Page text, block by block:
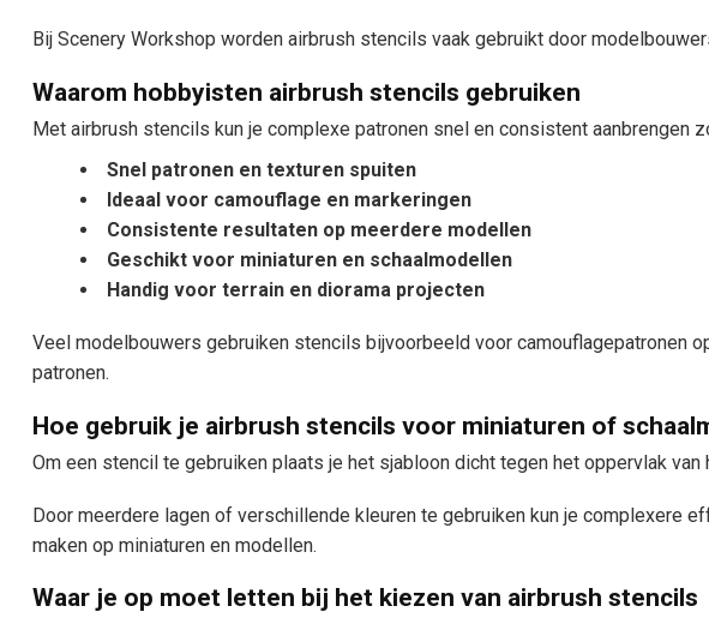
Bij Scenery Workshop worden airbrush stencils vaak gebruikt door
Waarom hobbyisten airbrush stencils gebruiken
Met airbrush stencils kun je complexe patronen snel en consistent aanbrengen
Snel patronen en texturen spuiten
Ideaal voor camouflage en markeringen
Consistente resultaten op meerdere modellen
Geschikt voor miniaturen en schaalmodellen
Handig voor terrain en diorama projecten
Veel modelbouwers gebruiken stencils bijvoorbeeld voor camouflagepatronen
patronen.
Hoe gebruik je airbrush stencils voor miniaturen of
Om een stencil te gebruiken plaats je het sjabloon dicht tegen het oppervlak
Door meerdere lagen of verschillende kleuren te gebruiken kun je complexere
maken op miniaturen en modellen.
Waar je op moet letten bij het kiezen van airbrush stencils